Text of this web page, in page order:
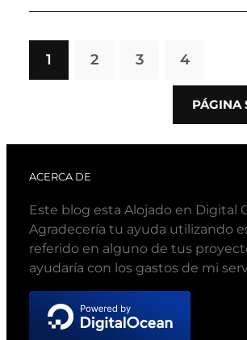
1 2 3 4
PÁGINA
ACERCA DE
Este blog esta Alojado en Digital
Agradecería tu ayuda utilizando
referido en alguno de tus
ayudaría con los gastos de mi